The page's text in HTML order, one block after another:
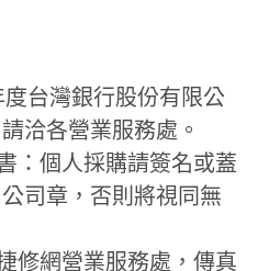
台灣銀行股份有限公
洽各營業服務處。
：個人採購請簽名或蓋
司章，否則將視同無
修網營業服務處，傳真